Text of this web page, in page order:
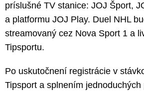
príslušné TV stanice: JOJ Šport,
a platformu JOJ Play. Duel NHL
streamovaný cez Nova Sport 1 a
Tipsportu.
Po uskutočnení registrácie v
Tipsport a splnením jednoduchých